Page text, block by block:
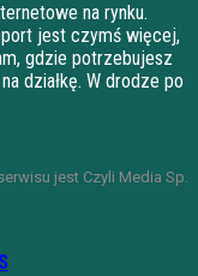
na rynku.
jest czymś więcej,
gdzie potrzebujesz
działkę. W drodze po
jest Czyli Media Sp.